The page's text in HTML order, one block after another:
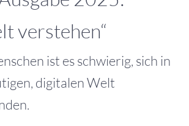
verstehen“
ist es schwierig, sich in
digitalen Welt